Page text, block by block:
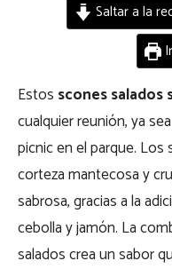
Saltar a la
Estos scones salados
cualquier reunión, ya
picnic en el parque.
corteza mantecosa y
sabrosa, gracias a la
cebolla y jamón. La
salados crea un sabor